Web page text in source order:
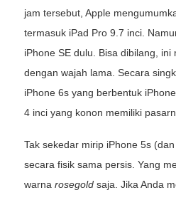
jam tersebut, Apple
termasuk iPad Pro 9.7 inci.
iPhone SE dulu. Bisa dibilang,
dengan wajah lama. Secara
iPhone 6s yang berbentuk
4 inci yang konon memiliki
Tak sekedar mirip iPhone 5s
secara fisik sama persis. Yang
warna rosegold saja. Jika Anda